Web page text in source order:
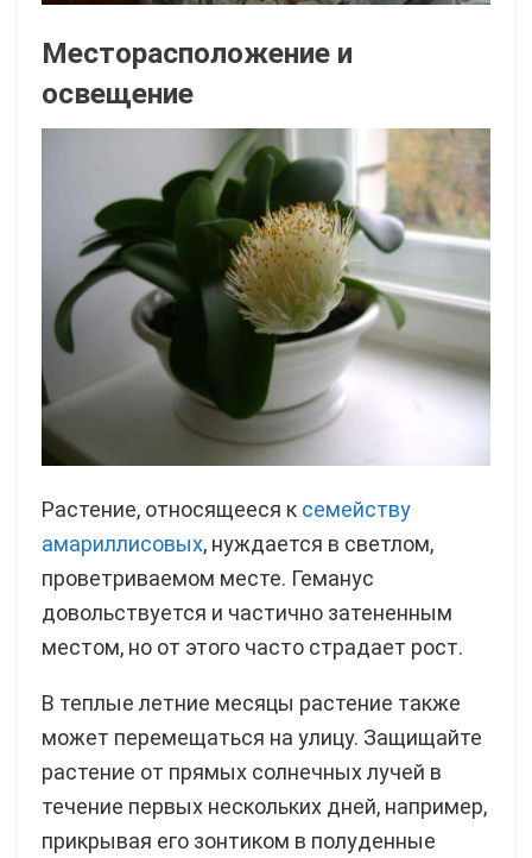
Месторасположение и
освещение
Растение, относящееся к семейству
амариллисовых, нуждается в светлом,
проветриваемом месте. Геманус
довольствуется и частично затененным
местом, но от этого часто страдает рост.
В теплые летние месяцы растение также
может перемещаться на улицу. Защищайте
растение от прямых солнечных лучей в
течение первых нескольких дней, например,
прикрывая его зонтиком в полуденные